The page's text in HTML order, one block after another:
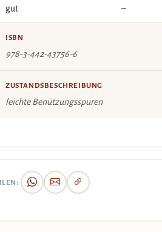
gut –
ISBN
978-3-442-43756-6
ZUSTANDSBESCHREIBUNG
leichte Benützungsspuren